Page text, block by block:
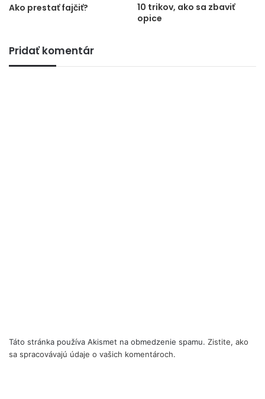
Ako prestať fajčiť?
10 trikov, ako sa zbaviť
opice
Pridať komentár
Táto stránka používa Akismet na obmedzenie spamu. Zistite, ako
sa spracovávajú údaje o vašich komentároch.